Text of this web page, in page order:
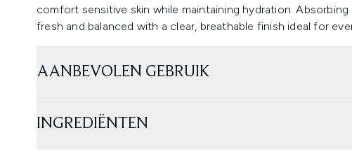
comfort sensitive skin while maintaining hydration.
fresh and balanced with a clear, breathable finish ideal for
AANBEVOLEN GEBRUIK
INGREDIËNTEN